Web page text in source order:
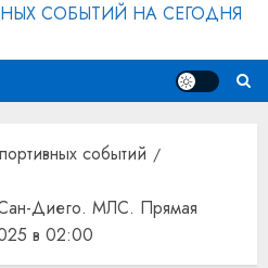
СОБЫТИЙ НА СЕГОДНЯ
событий
Диего. МЛС. Прямая
в 02:00